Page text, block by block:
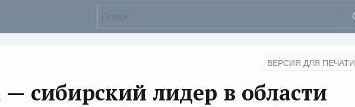
ВЕРСИЯ ДЛЯ ПЕЧАТИ
— сибирский лидер в области